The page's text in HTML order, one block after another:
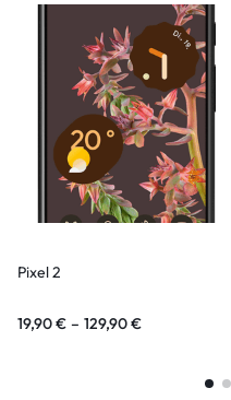
Pixel 2
19,90€ – 129,90€